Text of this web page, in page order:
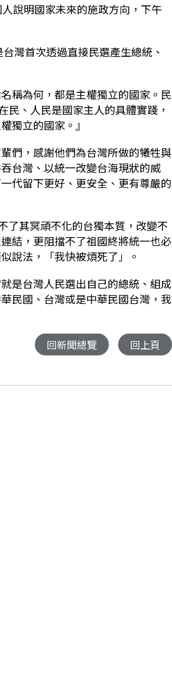
說明國家未來的施政方向，下午
灣首次透過直接民選產生總統、
稱為何，都是主權獨立的國家。民
、人民是國家主人的具體實踐，
獨立的國家。』
們，感謝他們為台灣所做的犧牲與
台灣、以統一改變台海現狀的威
代留下更好、更安全、更有尊嚴的
了其冥頑不化的台獨本質，改變不
結，更阻擋不了祖國終將統一也必
說法，「我快被煩死了」。
是台灣人民選出自己的總統、組成
民國、台灣或是中華民國台灣，我
回新聞總覽 回上頁